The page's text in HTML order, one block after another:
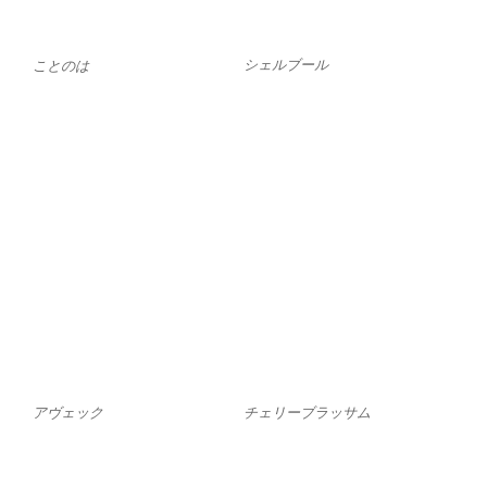
ことのは シェルブール
アヴェック チェリーブラッサム